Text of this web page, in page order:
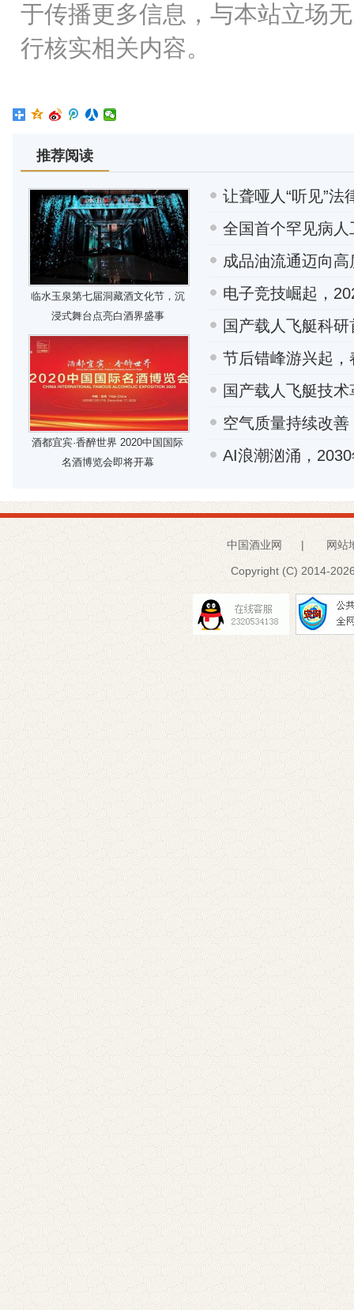
于传播更多信息，与本站立场
行核实相关内容。
推荐阅读
临水玉泉第七届洞藏酒文化节，沉
浸式舞台点亮白酒界盛事
酒都宜宾·香醉世界 2020中国国际
名酒博览会即将开幕
让聋哑人“听见”
全国首个罕见病
成品油流通迈向
电子竞技崛起，
国产载人飞艇科
节后错峰游兴起
国产载人飞艇技
空气质量持续改
AI浪潮汹涌，
中国酒业网 | 网站
Copyright (C) 2014-